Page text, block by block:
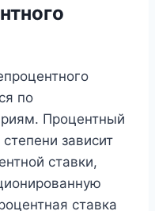
по
Процентный
зависит
ставки,
ставка